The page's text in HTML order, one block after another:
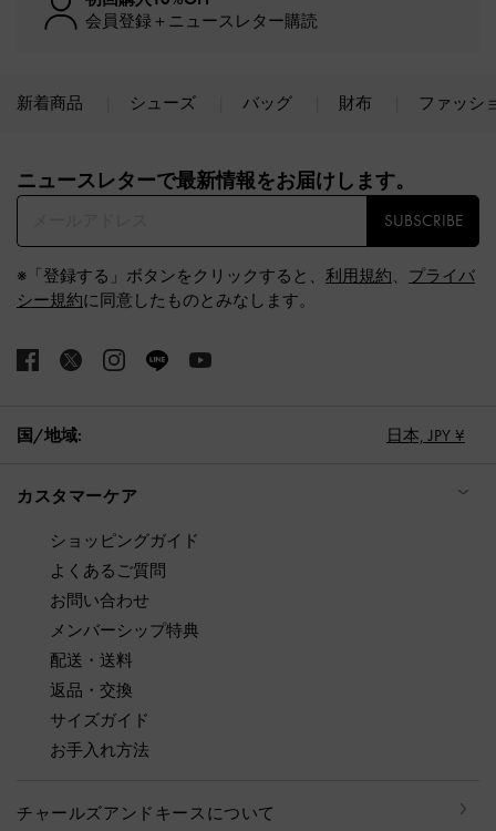
会員登録＋ニュースレター購読
新着商品 シューズ バッグ 財布 ファッシ
ニュースレターで最新情報をお届けします。​
SUBSCRIBE
※「登録する」ボタンをクリックすると、 利用規約、 プライバ
シー規約に同意したものとみなします。
国/地域: 日本, JPY ¥
カスタマーケア
ショッピングガイド
よくあるご質問
お問い合わせ
メンバーシップ特典
配送・送料
返品・交換
サイズガイド
お手入れ方法
チャールズアンドキースについて